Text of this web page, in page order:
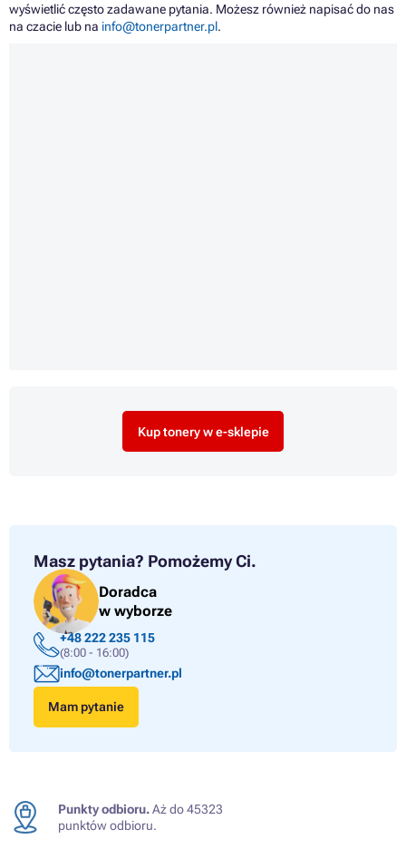
wyświetlić często zadawane pytania. Możesz również napisać do nas
na czacie lub na info@tonerpartner.pl.
Kup tonery w e-sklepie
Masz pytania? Pomożemy Ci.
Doradca
w wyborze
+48 222 235 115
(8:00 - 16:00)
info@tonerpartner.pl
Mam pytanie
Punkty odbioru.Aż do 45323
punktów odbioru.